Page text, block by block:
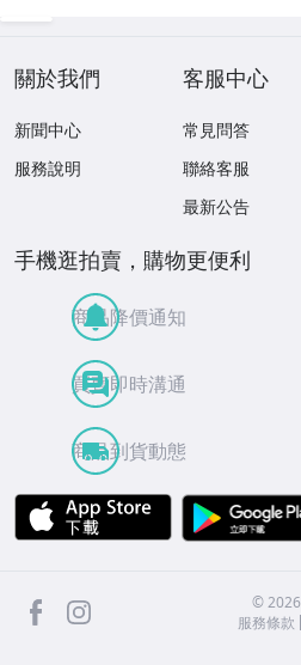
關於我們
新聞中心
服務說明
客服中心
常見問答
聯絡客服
最新公告
手機逛拍賣，購物更便利
商品降價通知
買賣即時溝通
商品到貨動態
APP Store
facebook ©2026
服務條款